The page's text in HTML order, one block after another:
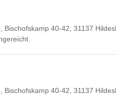
Bischofskamp 40-42, 31137
Bischofskamp 40-42, 31137